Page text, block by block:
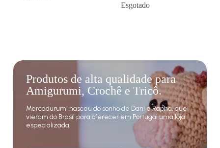
Esgotado
Produtos de alta qualidade para
Amigurumi, Crochê e Tricô.
Mercadurumi nasceu do sonho de Dani e Rapha, que
vieram do Brasil para oferecer em Portugal uma loja
especializada.